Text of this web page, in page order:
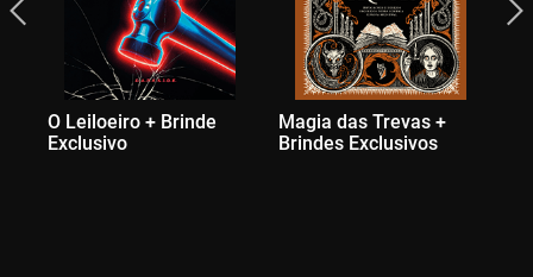
O Leiloeiro + Brinde
Exclusivo
Magia das Trevas +
Brindes Exclusivos